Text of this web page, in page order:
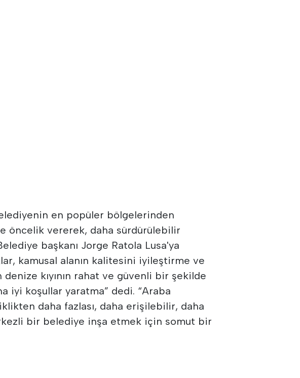
en popüler bölgelerinden
öncelik vererek, daha sürdürülebilir
başkanı Jorge Ratola Lusa'ya
kamusal alanın kalitesini iyileştirme ve
kıyının rahat ve güvenli bir şekilde
iyi koşullar yaratma” dedi. “Araba
daha fazlası, daha erişilebilir, daha
bir belediye inşa etmek için somut bir